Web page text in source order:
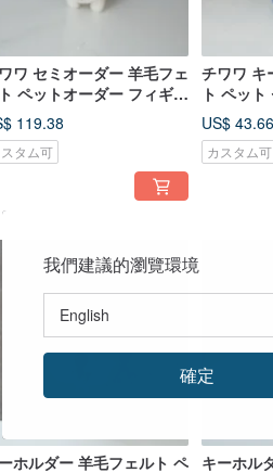
ワ セミオーダー 羊毛フェ
ペットオーダー フィギュ
々犬シリーズ
119.38
タム可
チワワ キ
ト ペッ
ギュア
US$ 43.66
カスタム可
ホルダー 羊毛フェルト ペ
キーホル
我們建議的瀏覽環境
確定